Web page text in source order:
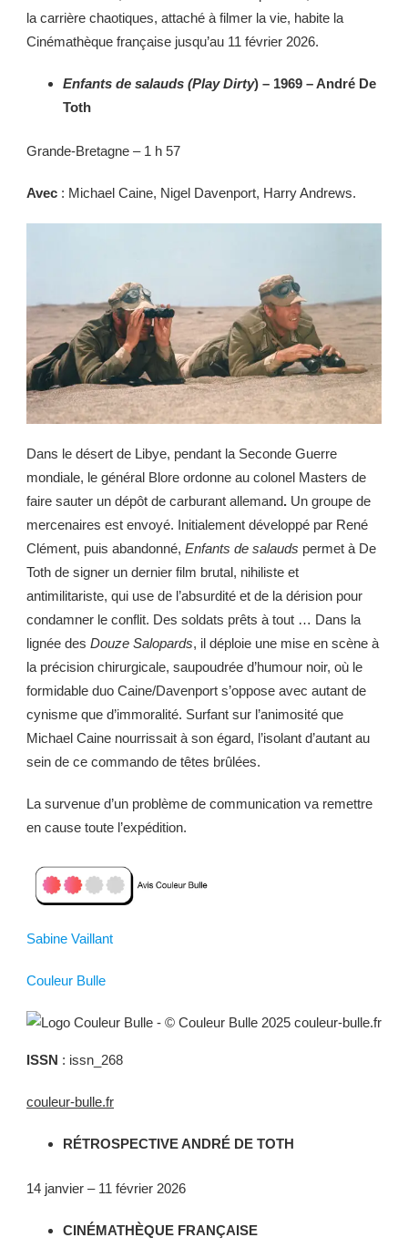
la carrière chaotiques, attaché à filmer la vie, habite la
Cinémathèque française jusqu’au 11 février 2026.
Enfants de salauds (Play Dirty) – 1969 – André De
Toth
Grande-Bretagne – 1 h 57
Avec : Michael Caine, Nigel Davenport, Harry Andrews.
Dans le désert de Libye, pendant la Seconde Guerre
mondiale, le général Blore ordonne au colonel Masters de
faire sauter un dépôt de carburant allemand. Un groupe de
mercenaires est envoyé. Initialement développé par René
Clément, puis abandonné, Enfants de salauds permet à De
Toth de signer un dernier film brutal, nihiliste et
antimilitariste, qui use de l’absurdité et de la dérision pour
condamner le conflit. Des soldats prêts à tout … Dans la
lignée des Douze Salopards, il déploie une mise en scène à
la précision chirurgicale, saupoudrée d’humour noir, où le
formidable duo Caine/Davenport s’oppose avec autant de
cynisme que d’immoralité. Surfant sur l’animosité que
Michael Caine nourrissait à son égard, l’isolant d’autant au
sein de ce commando de têtes brûlées.
La survenue d’un problème de communication va remettre
en cause toute l’expédition.
Sabine Vaillant
Couleur Bulle
ISSN : issn_268
couleur-bulle.fr
RÉTROSPECTIVE ANDRÉ DE TOTH
14 janvier – 11 février 2026
CINÉMATHÈQUE FRANÇAISE